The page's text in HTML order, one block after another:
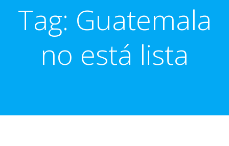
Tag: Guatemala
no está lista